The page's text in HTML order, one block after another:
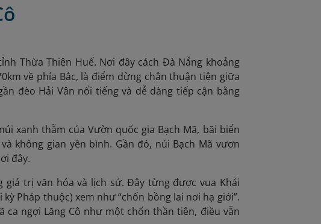
Thừa Thiên Huế. Nơi đây cách Đà Nẵng khoảng
về phía Bắc, là điểm dừng chân thuận tiện giữa
đèo Hải Vân nổi tiếng và dễ dàng tiếp cận bằng
xanh thẫm của Vườn quốc gia Bạch Mã, bãi biển
không gian yên bình. Gần đó, núi Bạch Mã vươn
đây.
giá trị văn hóa và lịch sử. Đây từng được vua Khải
Pháp thuộc) xem như “chốn bồng lai nơi hạ giới”.
ngợi Lăng Cô như một chốn thần tiên, điều vẫn